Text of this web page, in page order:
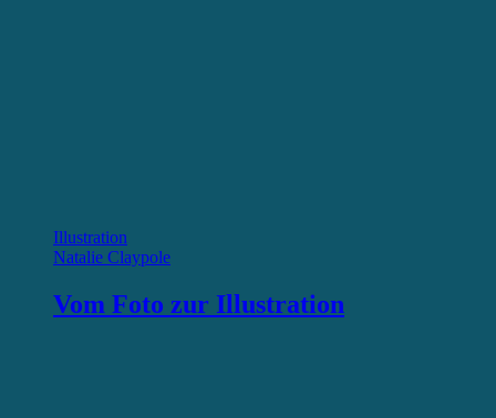
Illustration
Natalie Claypole
Vom Foto zur Illustration